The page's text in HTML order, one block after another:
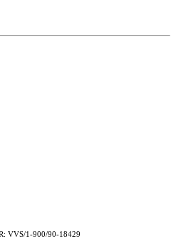
VVS/1-900/90-18429